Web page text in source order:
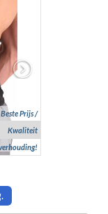
Beste Prijs /
Kwaliteit